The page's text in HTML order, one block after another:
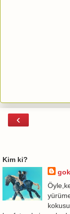
‹
Kim ki?